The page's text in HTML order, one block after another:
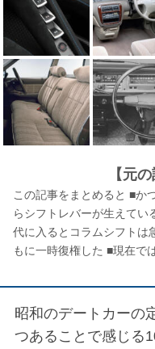
【元
この記事をまとめると ■か
らシフトレバーが生えて
代に入るとコラムシフトは
もに一時復権した ■現在で
昭和のデートカーの
つあることで感じる